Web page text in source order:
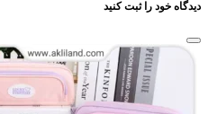
دیدگاه خود را ثبت کنید